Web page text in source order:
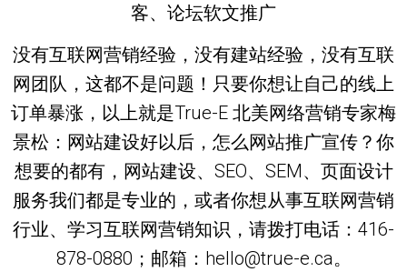
客、论坛软文推广
没有互联网营销经验，没有建站经验，没有互联
网团队，这都不是问题！只要你想让自己的线上
订单暴涨，以上就是True-E 北美网络营销专家梅
景松：网站建设好以后，怎么网站推广宣传？你
想要的都有，网站建设、SEO、SEM、页面设计
服务我们都是专业的，或者你想从事互联网营销
行业、学习互联网营销知识，请拨打电话：416-
878-0880；邮箱：hello@true-e.ca。